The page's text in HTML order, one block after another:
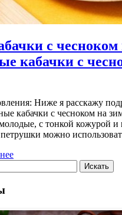
с чесноком
кабачки с
Ниже я расскажу
кабачки с чесноком на
с тонкой кожурой
можно